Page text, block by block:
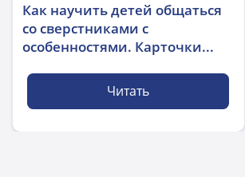
Как научить детей общаться
со сверстниками с
особенностями. Карточки...
Читать